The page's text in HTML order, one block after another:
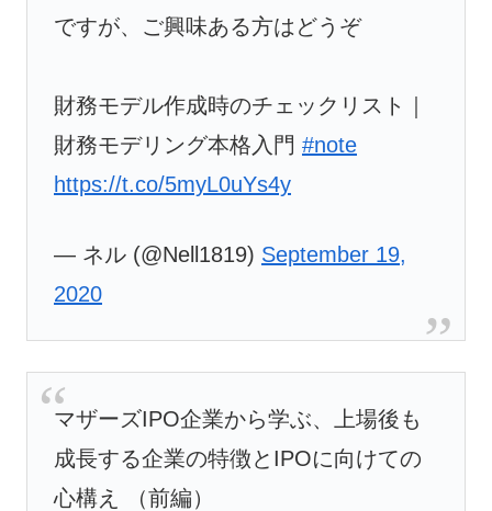
ですが、ご興味ある方はどうぞ
財務モデル作成時のチェックリスト｜
財務モデリング本格入門 #note
https://t.co/5myL0uYs4y
— ネル (@Nell1819) September 19,
2020
マザーズIPO企業から学ぶ、上場後も
成長する企業の特徴とIPOに向けての
心構え （前編）